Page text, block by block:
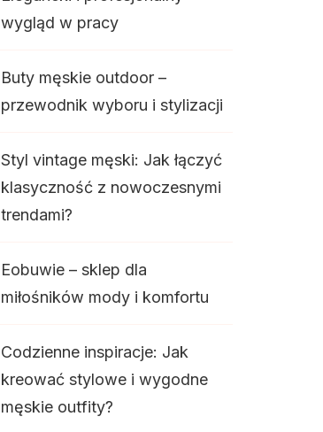
wygląd w pracy
Buty męskie outdoor –
przewodnik wyboru i stylizacji
Styl vintage męski: Jak łączyć
klasyczność z nowoczesnymi
trendami?
Eobuwie – sklep dla
miłośników mody i komfortu
Codzienne inspiracje: Jak
kreować stylowe i wygodne
męskie outfity?